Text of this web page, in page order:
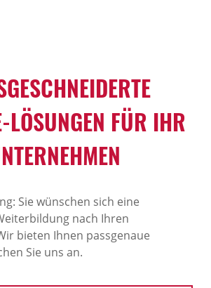
I
FÜR IHR U
Sie wünschen sich eine
nach Ihren
bieten Ihnen passgenaue
Sie uns an.